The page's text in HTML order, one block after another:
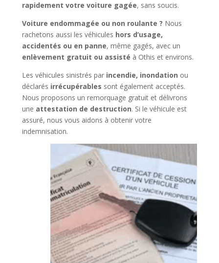
rapidement votre voiture gagée, sans soucis.
Voiture endommagée ou non roulante ? Nous
rachetons aussi les véhicules hors d’usage,
accidentés ou en panne, même gagés, avec un
enlèvement gratuit ou assisté à Othis et environs.
Les véhicules sinistrés par incendie, inondation ou
déclarés irrécupérables sont également acceptés.
Nous proposons un remorquage gratuit et délivrons
une attestation de destruction. Si le véhicule est
assuré, nous vous aidons à obtenir votre
indemnisation.